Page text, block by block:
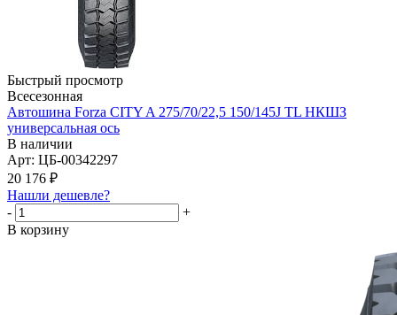
Быстрый просмотр
Всесезонная
Автошина Forza CITY A 275/70/22,5 150/145J TL НКШЗ
универсальная ось
В наличии
Арт: ЦБ-00342297
20 176 ₽
Нашли дешевле?
-
+
В корзину